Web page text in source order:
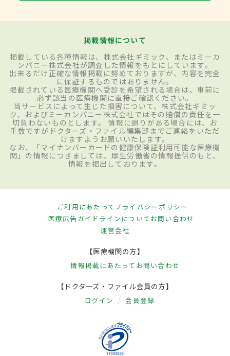
掲載情報について
掲載している各種情報は、株式会社ギミック、またはミーカ
ンパニー株式会社が調査した情報をもとにしています。
出来るだけ正確な情報掲載に努めておりますが、内容を完全
に保証するものではありません。
掲載されている医療機関へ受診を希望される場合は、事前に
必ず該当の医療機関に直接ご確認ください。
当サービスによって生じた損害について、株式会社ギミッ
ク、およびミーカンパニー株式会社ではその賠償の責任を一
切負わないものとします。 情報に誤りがある場合には、お
手数ですがドクターズ・ファイル編集部までご連絡をいただ
けますようお願いいたします。
なお、「マイナンバーカードの健康保険証利用可能な医療機
関」の情報につきましては、厚生労働省の情報提供のもと、
情報を掲出しております。
ご利用にあたってプライバシーポリシー
医療広告ガイドラインについてお問い合わせ
運営会社
【医療機関の方】
情報掲載にあたって お問い合わせ
【ドクターズ・ファイル会員の方】
ログイン 会員登録